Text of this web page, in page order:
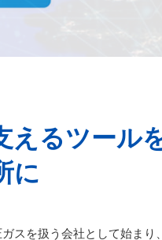
えるツール
に
スを扱う会社として始まり、